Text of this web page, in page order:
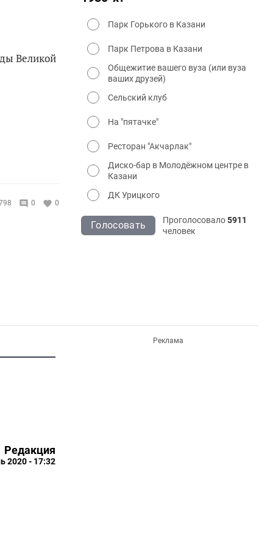
Великой
0 0
Парк Горького в Казани
Парк Петрова в Казани
Общежитие вашего вуза (или вуза
ваших друзей)
Сельский клуб
На "пятачке"
Ресторан "Акчарлак"
Диско-бар в Молодёжном центре в
Казани
ДК Урицкого
Голосовать Проголосовало5911
человек
Редакция
2020 - 17:32
Реклама